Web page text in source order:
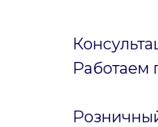
Работаем